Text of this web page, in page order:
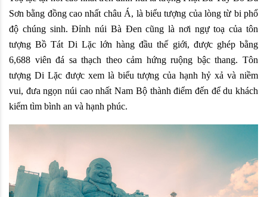
Sơn bằng đồng cao nhất châu Á, là biểu tượng của lòng từ bi phổ
độ chúng sinh. Đỉnh núi Bà Đen cũng là nơi ngự toạ của tôn
tượng Bồ Tát Di Lặc lớn hàng đầu thế giới, được ghép bằng
6,688 viên đá sa thạch theo cảm hứng ruộng bậc thang. Tôn
tượng Di Lặc được xem là biểu tượng của hạnh hỷ xả và niềm
vui, đưa ngọn núi cao nhất Nam Bộ thành điểm đến để du khách
kiếm tìm bình an và hạnh phúc.